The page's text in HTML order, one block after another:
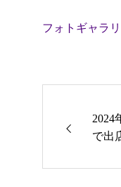
フォトギャラ
2024
で出